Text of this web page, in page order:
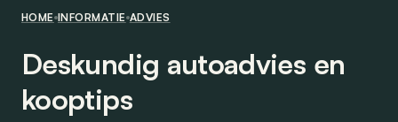
HOME INFORMATIE ADVIES
Deskundig autoadvies en
kooptips